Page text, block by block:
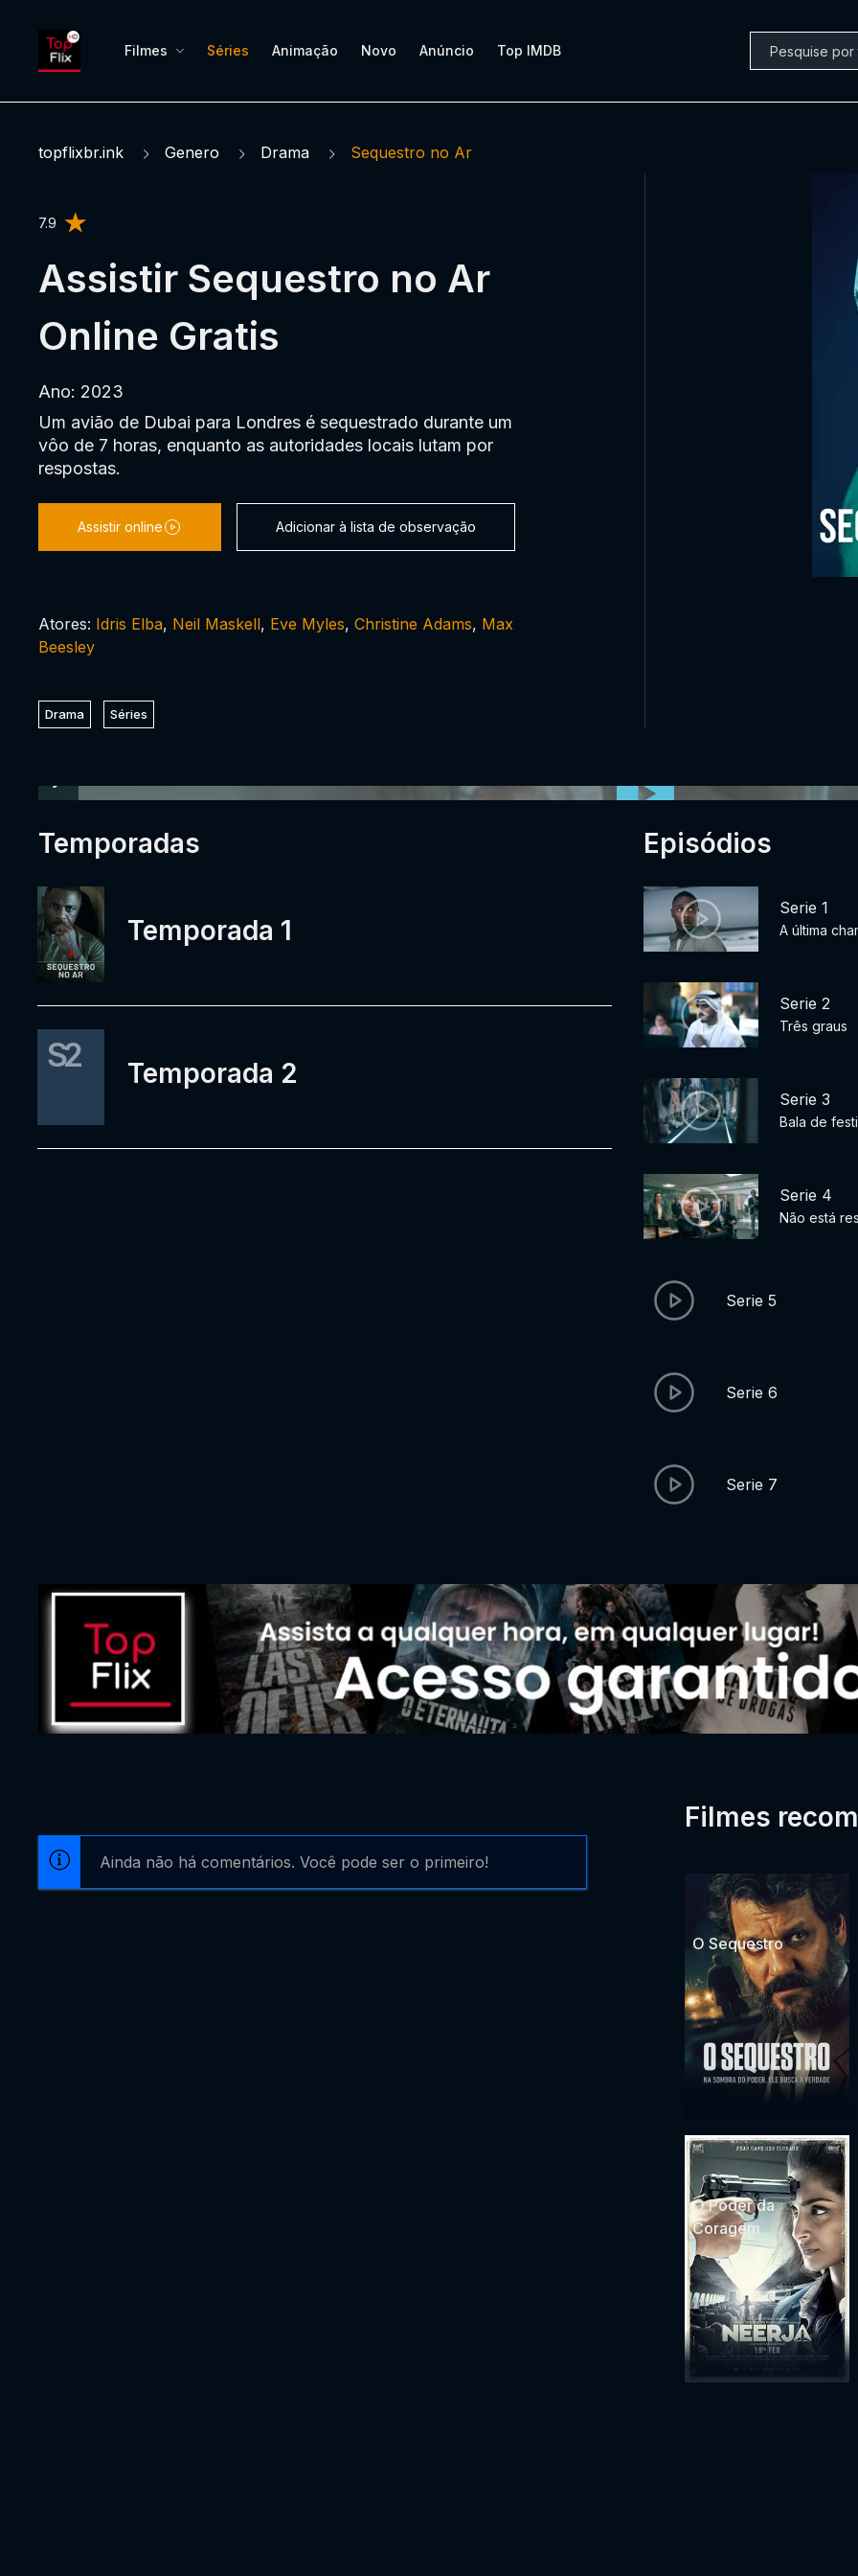
Filmes Séries Animação Novo Anúncio Top IMDB
topflixbr.ink Genero Drama Sequestro no Ar
7.9
Assistir Sequestro no Ar
Online Gratis
Ano: 2023
Um avião de Dubai para Londres é sequestrado durante um
vôo de 7 horas, enquanto as autoridades locais lutam por
respostas.
Assistir online Adicionar à lista de observação
Atores: Idris Elba, Neil Maskell, Eve Myles, Christine Adams, Max
Beesley
Drama Séries
Temporadas
Temporada 1
S2 Temporada 2
Episódios
Serie 1
A última
Serie 2
Três graus
Serie 3
Bala de
Serie 4
Não está
Serie 5
Serie 6
Serie 7
Ainda não há comentários. Você pode ser o primeiro!
Filmes
O Sequestro
O Poder da
Coragem